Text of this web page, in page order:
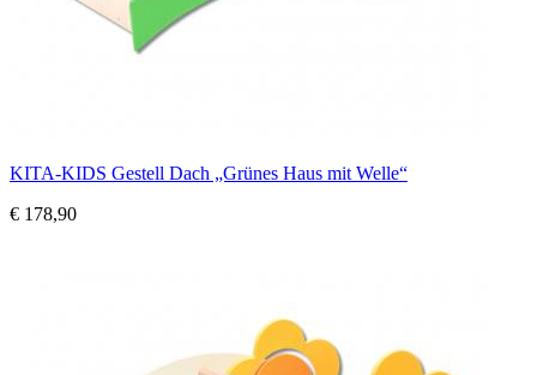
KITA-KIDS Gestell Dach „Grünes Haus mit Welle“
€ 178,90